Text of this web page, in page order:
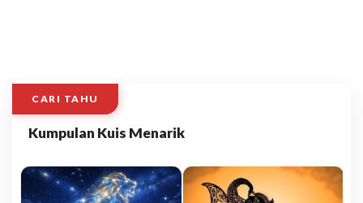
CARI TAHU
Kumpulan Kuis Menarik